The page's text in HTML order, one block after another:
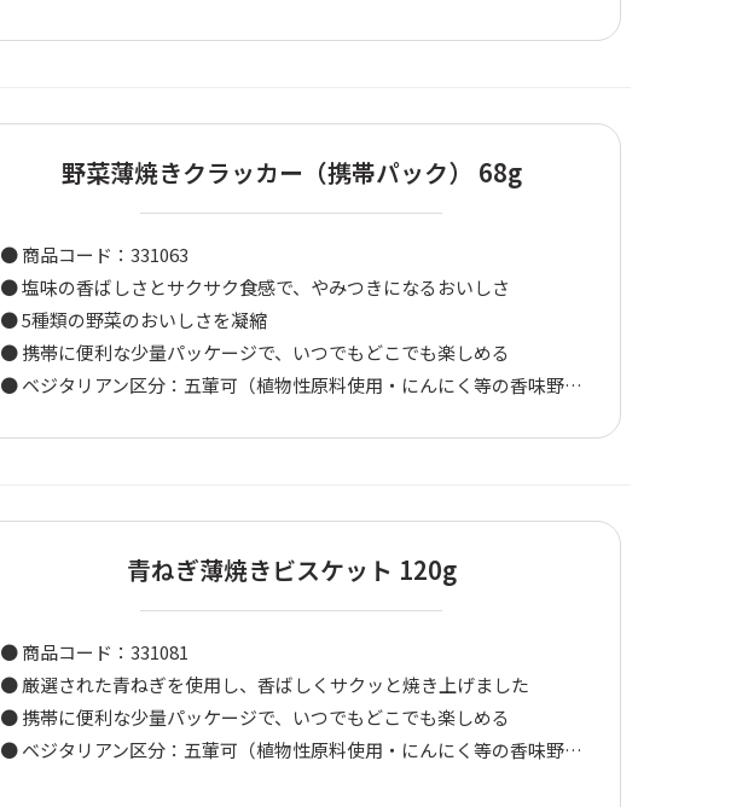
野菜薄焼きクラッカー（携帯パック） 68g
● 商品コード：331063
● 塩味の香ばしさとサクサク食感で、やみつきになるおいしさ
● 5種類の野菜のおいしさを凝縮
● 携帯に便利な少量パッケージで、いつでもどこでも楽しめる
● ベジタリアン区分：五葷可（植物性原料使用・にんにく等の香味野菜可）
青ねぎ薄焼きビスケット 120g
● 商品コード：331081
● 厳選された青ねぎを使用し、香ばしくサクッと焼き上げました
● 携帯に便利な少量パッケージで、いつでもどこでも楽しめる
● ベジタリアン区分：五葷可（植物性原料使用・にんにく等の香味野菜可）